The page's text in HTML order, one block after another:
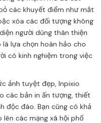
các khuyết điểm như mắt
xóa các đối tượng không
người dùng thân thiện
lựa chọn hoàn hảo cho
có kinh nghiệm trong việc
ảnh tuyệt đẹp, Inpixio
các bản in ấn tượng, thiết
độc đáo. Bạn cũng có khả
các mạng xã hội phổ